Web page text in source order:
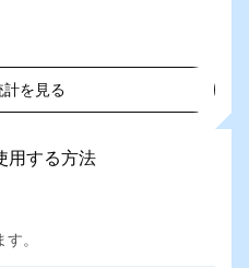
計を見る
する方法
。